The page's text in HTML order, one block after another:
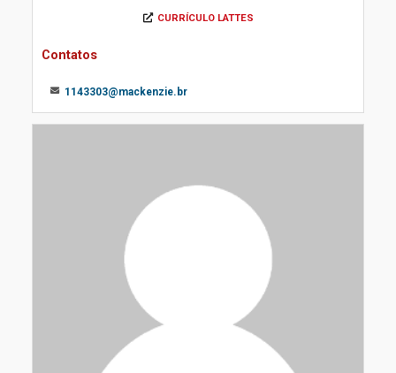
CURRÍCULO LATTES
Contatos
1143303@mackenzie.br